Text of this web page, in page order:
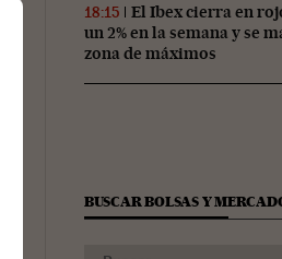
18:15
El Ibex cierra en
un 2% en la semana y se
zona de máximos
BUSCAR BOLSAS Y